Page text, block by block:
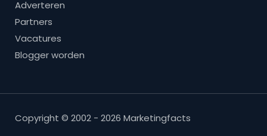
Adverteren
Partners
Vacatures
Blogger worden
Copyright © 2002 - 2026 Marketingfacts